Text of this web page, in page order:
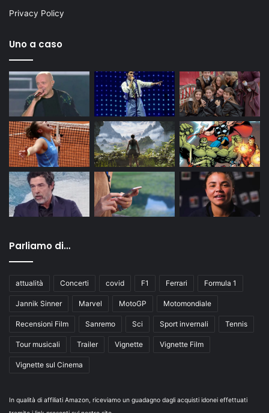
Privacy Policy
Uno a caso
Parliamo di…
attualità Concerti covid F1 Ferrari Formula 1
Jannik Sinner Marvel MotoGP Motomondiale
Recensioni Film Sanremo Sci Sport invernali Tennis
Tour musicali Trailer Vignette Vignette Film
Vignette sul Cinema
In qualità di affiliati Amazon, riceviamo un guadagno dagli acquisti idonei effettuati